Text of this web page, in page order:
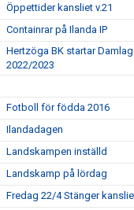
Öppettider kansliet v.21
Containrar på Ilanda IP
Hertzöga BK startar
2022/2023
Fotboll för födda 2016
Ilandadagen
Landskampen inställd
Landskamp på lördag
Fredag 22/4 Stänger